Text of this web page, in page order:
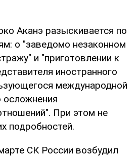
Аканэ разыскивается по
о "заведомо незаконном
и "приготовлении к
иностранного
международной
При этом не
подробностей.
СК России возбудил